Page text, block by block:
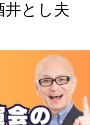
井とし夫